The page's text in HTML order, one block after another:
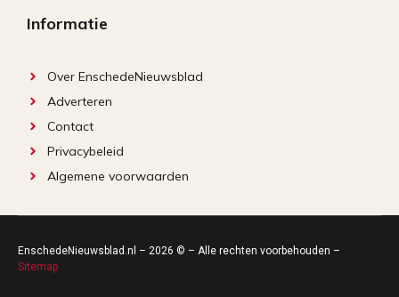
Informatie
Over EnschedeNieuwsblad
Adverteren
Contact
Privacybeleid
Algemene voorwaarden
EnschedeNieuwsblad.nl – 2026 © – Alle rechten voorbehouden –
Sitemap